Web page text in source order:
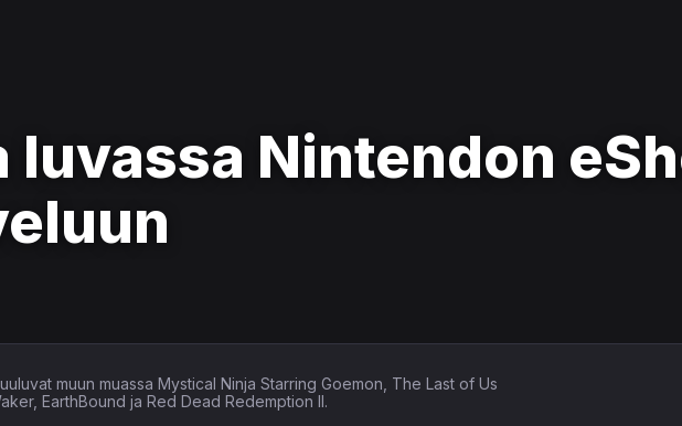
luvassa Nintendon
muun muassa Mystical Ninja Starring Goemon, The Last of Us
EarthBound ja Red Dead Redemption II.